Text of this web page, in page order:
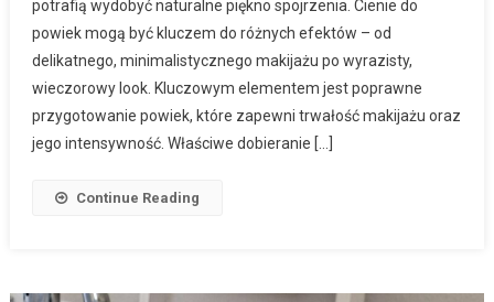
potrafią wydobyć naturalne piękno spojrzenia. Cienie do
powiek mogą być kluczem do różnych efektów – od
delikatnego, minimalistycznego makijażu po wyrazisty,
wieczorowy look. Kluczowym elementem jest poprawne
przygotowanie powiek, które zapewni trwałość makijażu oraz
jego intensywność. Właściwe dobieranie […]
Continue Reading